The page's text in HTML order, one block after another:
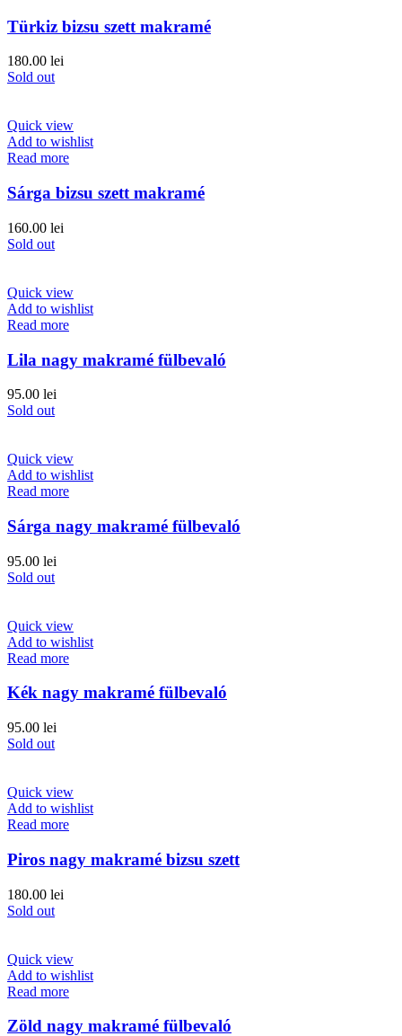
Türkiz bizsu szett makramé
180.00 lei
Sold out
Quick view
Add to wishlist
Read more
Sárga bizsu szett makramé
160.00 lei
Sold out
Quick view
Add to wishlist
Read more
Lila nagy makramé fülbevaló
95.00 lei
Sold out
Quick view
Add to wishlist
Read more
Sárga nagy makramé fülbevaló
95.00 lei
Sold out
Quick view
Add to wishlist
Read more
Kék nagy makramé fülbevaló
95.00 lei
Sold out
Quick view
Add to wishlist
Read more
Piros nagy makramé bizsu szett
180.00 lei
Sold out
Quick view
Add to wishlist
Read more
Zöld nagy makramé fülbevaló